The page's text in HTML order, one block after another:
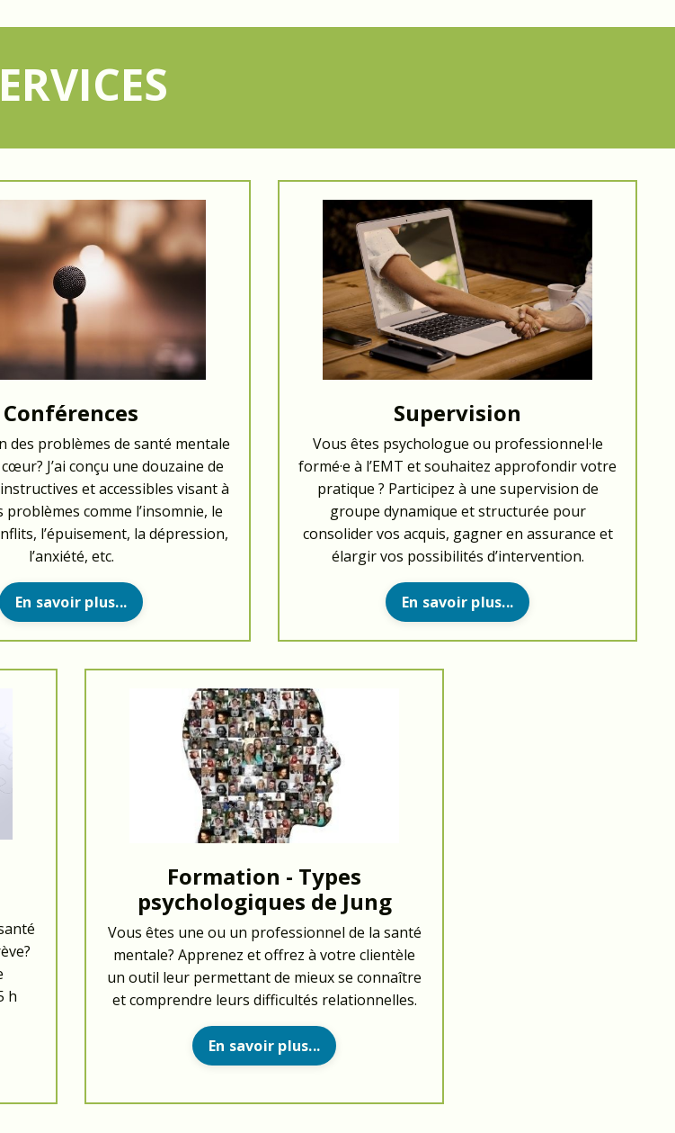
Conférences
des problèmes de santé mentale
J’ai conçu une douzaine de
et accessibles visant à
problèmes comme l’insomnie, le
l’épuisement, la dépression,
l’anxiété, etc.
En savoir plus...
Supervision
Vous êtes psychologue ou professionnel·le
formé·e à l’EMT et souhaitez approfondir votre
pratique ? Participez à une supervision de
groupe dynamique et structurée pour
consolider vos acquis, gagner en assurance et
élargir vos possibilités d’intervention.
En savoir plus...
h
Formation - Types
psychologiques de Jung
Vous êtes une ou un professionnel de la santé
mentale? Apprenez et offrez à votre clientèle
un outil leur permettant de mieux se connaître
et comprendre leurs difficultés relationnelles.
En savoir plus...